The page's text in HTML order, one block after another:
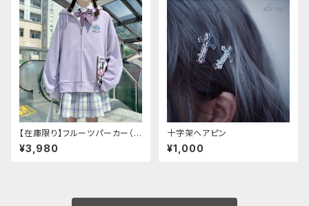
【在庫限り】フルーツパーカー（ブ
ルべリ、ブドウ、キウイ、チェリー、
ぶどう
¥3,980
十字架ヘアピン
¥1,000